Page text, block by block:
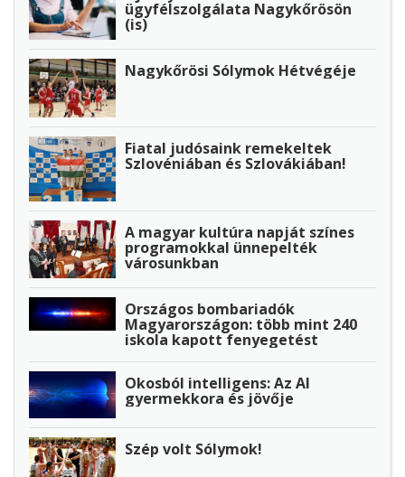
ügyfélszolgálata Nagykőrösön
(is)
Nagykőrösi Sólymok Hétvégéje
Fiatal judósaink remekeltek
Szlovéniában és Szlovákiában!
A magyar kultúra napját színes
programokkal ünnepelték
városunkban
Országos bombariadók
Magyarországon: több mint 240
iskola kapott fenyegetést
Okosból intelligens: Az AI
gyermekkora és jövője
Szép volt Sólymok!